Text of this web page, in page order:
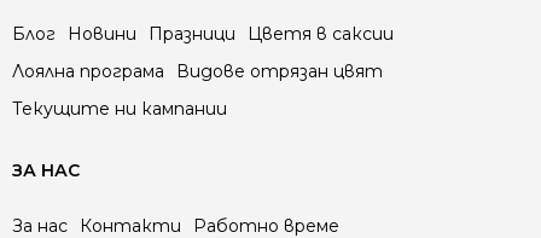
Блог Новини Празници
Цветя в саксии
Лоялна програма
Видове отрязан цвят
Текущите ни кампании
ЗА НАС
За нас Контакти
Работно време